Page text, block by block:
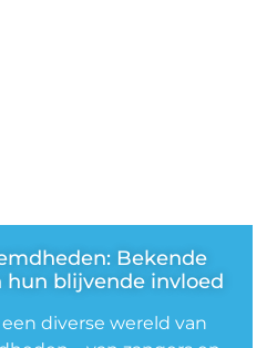
Bekende
hun blijvende invloed
diverse wereld van